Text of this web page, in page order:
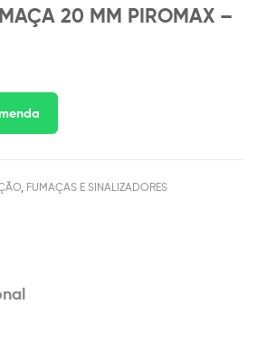
20 MM PIROMAX –
FUMAÇAS E SINALIZADORES